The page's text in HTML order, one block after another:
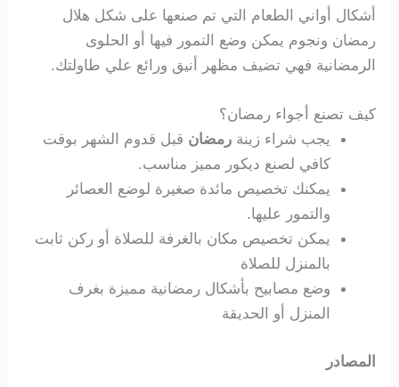
أشكال أواني الطعام التي تم صنعها على شكل هلال
رمضان ونجوم يمكن وضع التمور فيها أو الحلوى
الرمضانية فهي تضيف مظهر أنيق ورائع علي طاولتك.
كيف تصنع أجواء رمضان؟
يجب شراء زينةرمضان قبل قدوم الشهر بوقت
كافي لصنع ديكور مميز مناسب.
يمكنك تخصيص مائدة صغيرة لوضع العصائر
والتمور عليها.
يمكن تخصيص مكان بالغرفة للصلاة أو ركن ثابت
بالمنزل للصلاة
وضع مصابيح بأشكال رمضانية مميزة بغرف
المنزل أو الحديقة
المصادر